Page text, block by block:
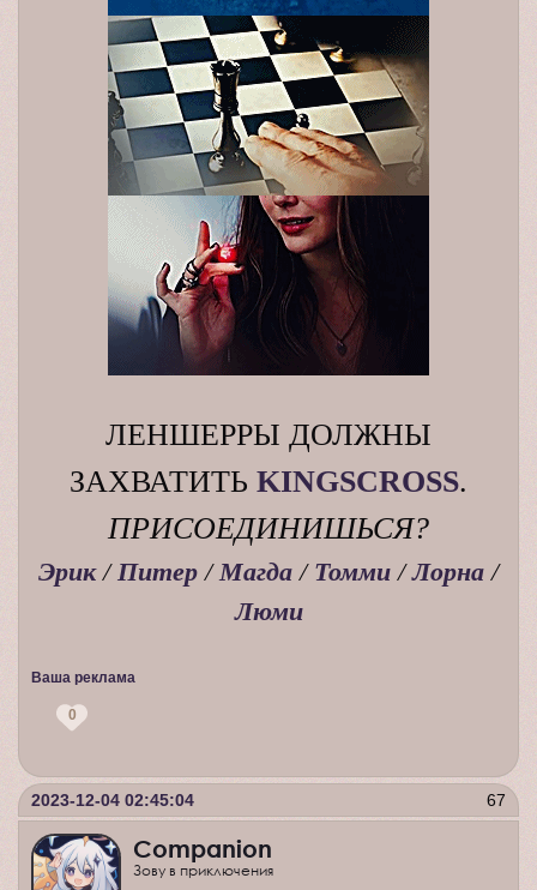
ЛЕНШЕРРЫ ДОЛЖНЫ
ЗАХВАТИТЬ KINGSCROSS.
ПРИСОЕДИНИШЬСЯ?
Эрик/Питер /Магда / Томми /Лорна /
Люми
Ваша реклама
0
67
2023-12-04 02:45:04
Companion
Зову в приключения